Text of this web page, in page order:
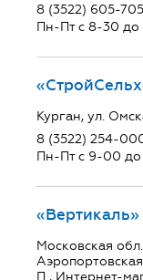
8 (3522) 605-705
Пн-Пт с 8-30 до
Курган, ул.
8 (3522) 254-
Пн-Пт с 9-00 до
«Вертикаль»
Московская
П , Интернет-